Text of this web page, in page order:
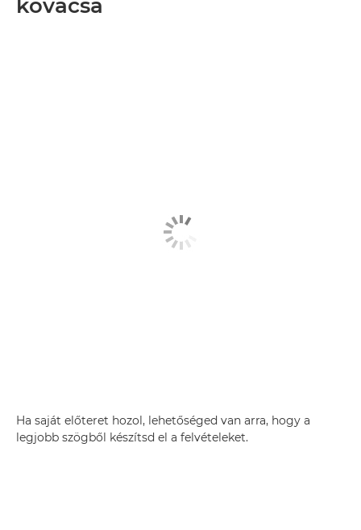
kovácsa
Ha saját előteret hozol, lehetőséged van arra, hogy a
legjobb szögből készítsd el a felvételeket.